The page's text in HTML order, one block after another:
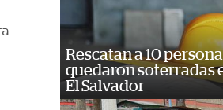
Rescatan a 10
quedaron soterradas
El Salvador